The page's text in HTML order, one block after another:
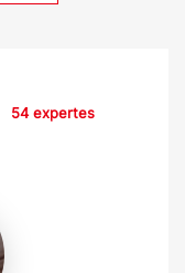
54 expertes